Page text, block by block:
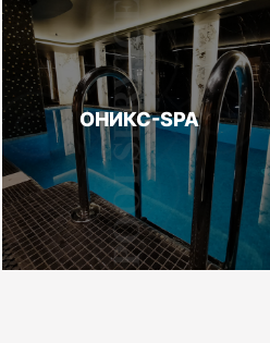
ОНИКС-SPA